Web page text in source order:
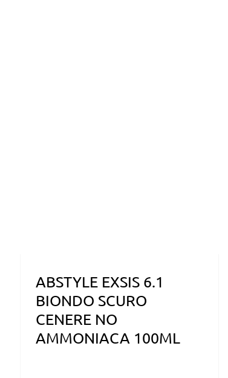
ABSTYLE EXSIS 6.1
BIONDO SCURO
CENERE NO
AMMONIACA 100ML